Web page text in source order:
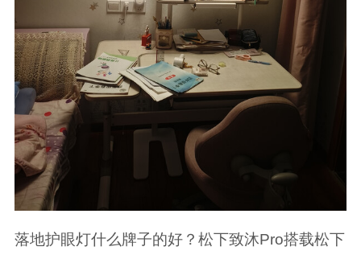
落地护眼灯什么牌子的好？松下致沐Pro搭载松下